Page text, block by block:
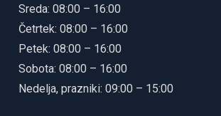
Sreda: 08:00 – 16:00
Četrtek: 08:00 – 16:00
Petek: 08:00 – 16:00
Sobota: 08:00 – 16:00
Nedelja, prazniki: 09:00 – 15:00